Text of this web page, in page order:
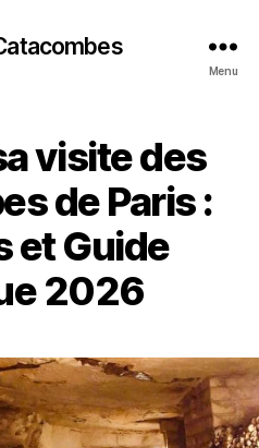
Menu
visite des
de Paris :
et Guide
2026